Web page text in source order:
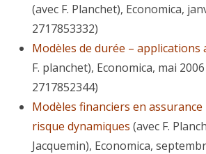
(avec F. Planchet), Economica,
2717853332)
Modèles de durée – applications
F. planchet), Economica, mai
2717852344)
Modèles financiers en assurance
risque dynamiques (avec F.
Jacquemin), Economica,